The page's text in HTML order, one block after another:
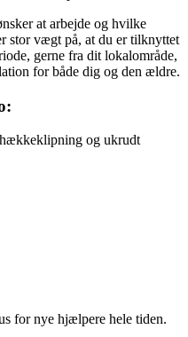
at arbejde og hvilke
stor vægt på, at du er tilknyttet
gerne fra dit lokalområde,
for både dig og den ældre.
og ukrudt
for nye hjælpere hele tiden.